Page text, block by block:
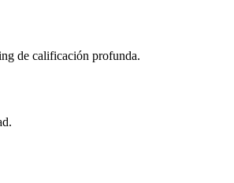
de calificación profunda.